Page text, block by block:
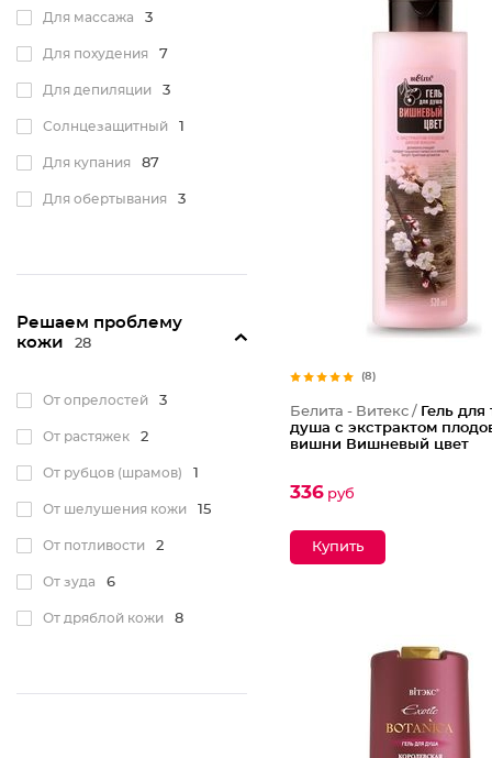
Охлаждающий
Лифтинг
Очищающий
От раздражения
От красных пятен
Для массажа 3
Для похудения 7
Для депиляции 3
Солнцезащитный 1
Для купания 87
Для обертывания 3
Решаем проблему
кожи
28
От опрелостей 3
От растяжек 2
От рубцов (шрамов) 1
От шелушения кожи 15
От потливости 2
От зуда 6
От дряблой кожи 8
(8)
Белита - Витекс /
Гель
душа с экстрактом
вишни Вишневый цвет
336руб